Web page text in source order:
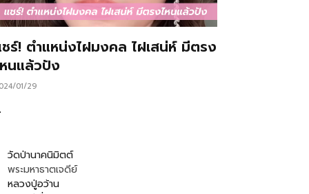
ร์! ตำแหน่งไฝมงคล ไฝเสน่ห์ มีตรง
นแล้วปัง
01/29
วัดป่านาคนิมิตต์
พระมหาธาตเจดีย์
หลวงปู่อว้าน